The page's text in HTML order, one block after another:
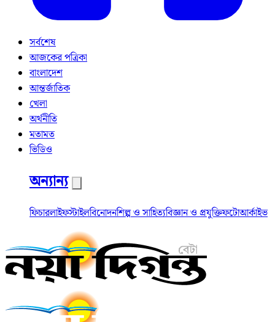
সর্বশেষ
আজকের পত্রিকা
বাংলাদেশ
আন্তর্জাতিক
খেলা
অর্থনীতি
মতামত
ভিডিও
অন্যান্য
ফিচারলাইফস্টাইলবিনোদনশিল্প ও সাহিত্যবিজ্ঞান ও প্রযুক্তিফটোআর্কাইভ